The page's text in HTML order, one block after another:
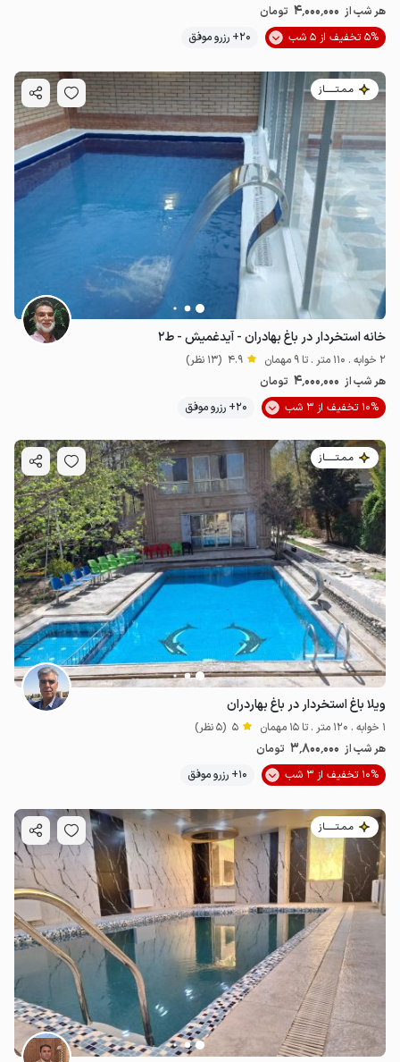
هر شب از 4٬000٬000 تومان
5% تخفیف از 5 شب
20+ رزرو موفق
مـمـتــــــاز
خانه استخردار در باغ بهادران - آیدغمیش - ط۲
2 خوابه . 110 متر . تا 9 مهمان 4.9 (13 نظر)
هر شب از 4٬000٬000 تومان
10% تخفیف از 3 شب
20+ رزرو موفق
مـمـتــــــاز
ویلا باغ استخردار در باغ بهاردران
1 خوابه . 120 متر . تا 15 مهمان 5 (5 نظر)
هر شب از 3٬800٬000 تومان
10% تخفیف از 3 شب
10+ رزرو موفق
مـمـتــــــاز